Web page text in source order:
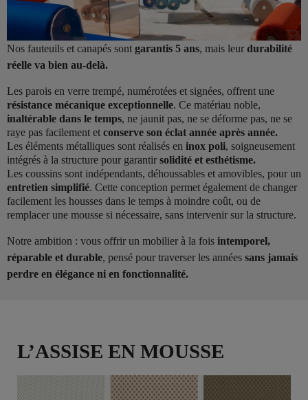
Nos fauteuils et canapés sont garantis 5 ans, mais leur durabilité
réelle va bien au-delà.
Les parois en verre trempé, numérotées et signées, offrent une
résistance mécanique exceptionnelle. Ce matériau noble,
inaltérable dans le temps, ne jaunit pas, ne se déforme pas, ne se
raye pas facilement et conserve son éclat année après année.
Les éléments métalliques sont réalisés en inox poli, soigneusement
intégrés à la structure pour garantir solidité et esthétisme.
Les coussins sont indépendants, déhoussables et amovibles, pour un
entretien simplifié. Cette conception permet également de changer
facilement les housses dans le temps à moindre coût, ou de
remplacer une mousse si nécessaire, sans intervenir sur la structure.
Notre ambition : vous offrir un mobilier à la fois intemporel,
réparable et durable, pensé pour traverser les années sans jamais
perdre en élégance ni en fonctionnalité.
L’ASSISE EN MOUSSE